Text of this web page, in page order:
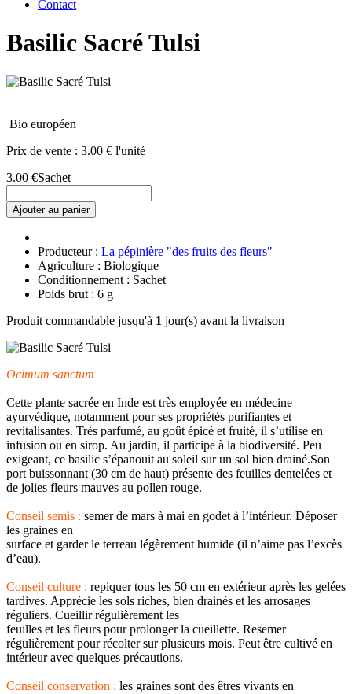
Contact
Basilic Sacré Tulsi
Bio européen
Prix de vente : 3.00 € l'unité
3.00 €Sachet
Ajouter au panier
Producteur : La pépinière "des fruits des fleurs"
Agriculture : Biologique
Conditionnement : Sachet
Poids brut : 6 g
Produit commandable jusqu'à 1 jour(s) avant la livraison
Ocimum sanctum
Cette plante sacrée en Inde est très employée en médecine
ayurvédique, notamment pour ses propriétés purifiantes et
revitalisantes. Très parfumé, au goût épicé et fruité, il s’utilise en
infusion ou en sirop. Au jardin, il participe à la biodiversité. Peu
exigeant, ce basilic s’épanouit au soleil sur un sol bien drainé.Son
port buissonnant (30 cm de haut) présente des feuilles dentelées et
de jolies fleurs mauves au pollen rouge.
Conseil semis : semer de mars à mai en godet à l’intérieur. Déposer
les graines en
surface et garder le terreau légèrement humide (il n’aime pas l’excès
d’eau).
Conseil culture : repiquer tous les 50 cm en extérieur après les gelées
tardives. Apprécie les sols riches, bien drainés et les arrosages
réguliers. Cueillir régulièrement les
feuilles et les fleurs pour prolonger la cueillette. Resemer
régulièrement pour récolter sur plusieurs mois. Peut être cultivé en
intérieur avec quelques précautions.
Conseil conservation : les graines sont des êtres vivants en